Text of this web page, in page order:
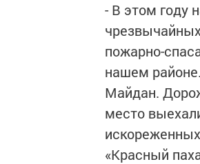
- В этом году
пожарно-
нашем
Майдан.
место
«Красный